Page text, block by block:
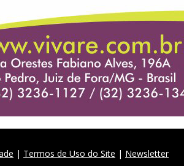
| Termos de Uso do Site | Newsletter